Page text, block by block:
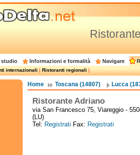
studio Informazioni e formalità Navigare
internazionali|Ristoranti regionali|
Home Toscana (14807) Lucca
Ristorante Adriano
via San Francesco 75, Viareggio -
(LU)
Tel: Registrati Fax: Registrati